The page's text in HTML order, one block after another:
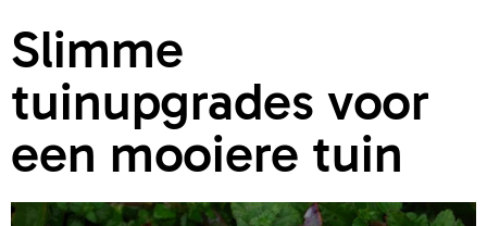
Slimme
tuinupgrades voor
een mooiere tuin